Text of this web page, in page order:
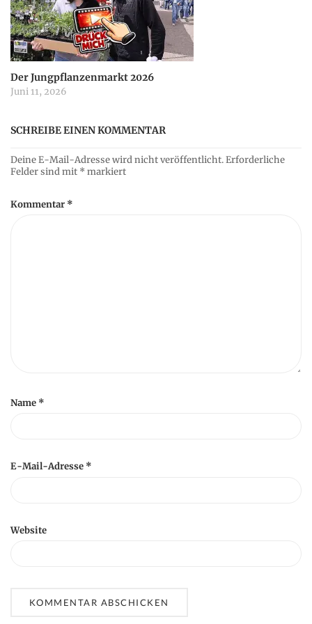
Der Jungpflanzenmarkt 2026
Juni 11, 2026
SCHREIBE EINEN KOMMENTAR
Deine E-Mail-Adresse wird nicht veröffentlicht.Erforderliche
Felder sind mit * markiert
Kommentar *
Name *
E-Mail-Adresse *
Website